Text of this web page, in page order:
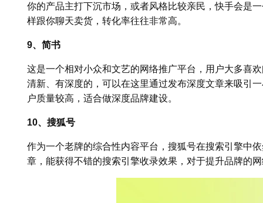
你的产品主打下沉市场，或者风格比较亲民，快手会是
样跟你聊天卖货，转化率往往非常高。
9、简书
这是一个相对小众和文艺的网络推广平台，用户大多喜
清新、有深度的，可以在这里通过发布深度文章来吸引
户质量较高，适合做深度品牌建设。
10、搜狐号
作为一个老牌的综合性内容平台，搜狐号在搜索引擎中
章，能获得不错的搜索引擎收录效果，对于提升品牌的